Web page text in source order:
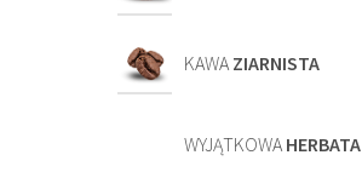
KAWA ZIARNISTA
WYJĄTKOWA HERBATA